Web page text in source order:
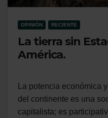
OPINIÓN RECIENTE
La tierra sin
América.
La potencia económica
del continente es una
capitalista; es